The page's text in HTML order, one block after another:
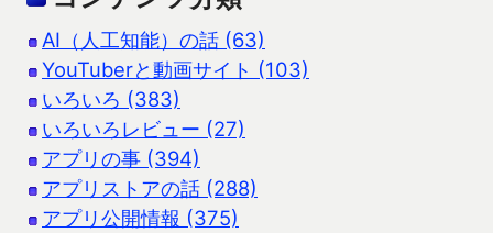
AI（人工知能）の話 (63)
YouTuberと動画サイト (103)
いろいろ (383)
いろいろレビュー (27)
アプリの事 (394)
アプリストアの話 (288)
アプリ公開情報 (375)